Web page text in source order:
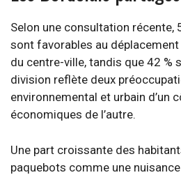
Selon une consultation récente,
sont favorables au
du centre-ville, tandis que 42 %
division reflète deux
environnemental et urbain d’un
économiques de l’autre.
Une part croissante des
paquebots comme une